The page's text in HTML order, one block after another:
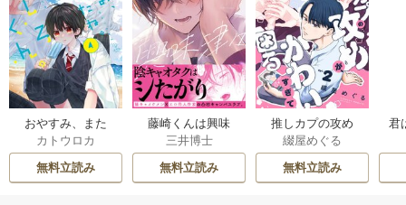
おやすみ、また
ね。ましろくん。
【電子限定漫画付
き】
カトウロカ
無料立読み
藤崎くんは興味
津々【コミックス
版】
三井博士
無料立読み
推しカプの攻め
が、かわいすぎて
困る
綴屋めぐる
無料立読み
君